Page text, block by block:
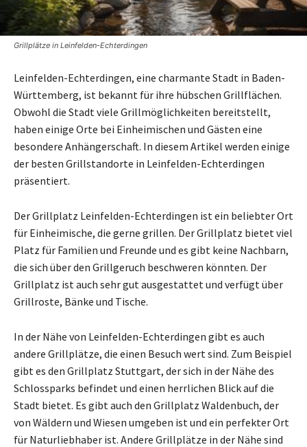
Grillplätze in Leinfelden-Echterdingen
Leinfelden-Echterdingen, eine charmante Stadt in Baden-
Württemberg, ist bekannt für ihre hübschen Grillflächen.
Obwohl die Stadt viele Grillmöglichkeiten bereitstellt,
haben einige Orte bei Einheimischen und Gästen eine
besondere Anhängerschaft. In diesem Artikel werden einige
der besten Grillstandorte in Leinfelden-Echterdingen
präsentiert.
Der Grillplatz Leinfelden-Echterdingen ist ein beliebter Ort
für Einheimische, die gerne grillen. Der Grillplatz bietet viel
Platz für Familien und Freunde und es gibt keine Nachbarn,
die sich über den Grillgeruch beschweren könnten. Der
Grillplatz ist auch sehr gut ausgestattet und verfügt über
Grillroste, Bänke und Tische.
In der Nähe von Leinfelden-Echterdingen gibt es auch
andere Grillplätze, die einen Besuch wert sind. Zum Beispiel
gibt es den Grillplatz Stuttgart, der sich in der Nähe des
Schlossparks befindet und einen herrlichen Blick auf die
Stadt bietet. Es gibt auch den Grillplatz Waldenbuch, der
von Wäldern und Wiesen umgeben ist und ein perfekter Ort
für Naturliebhaber ist. Andere Grillplätze in der Nähe sind